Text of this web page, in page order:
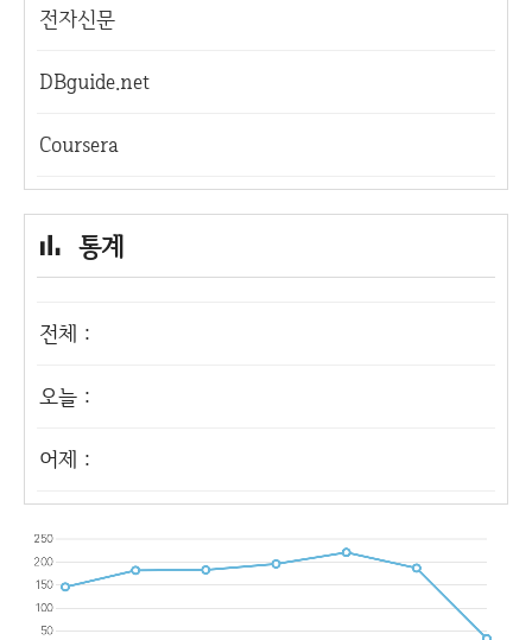
전자신문
DBguide.net
Coursera
통계
전체 :
오늘 :
어제 :